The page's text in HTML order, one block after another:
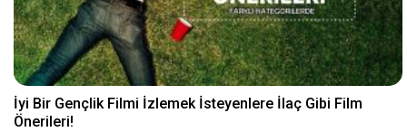
İyi Bir Gençlik Filmi İzlemek İsteyenlere İlaç Gibi Film
Önerileri!